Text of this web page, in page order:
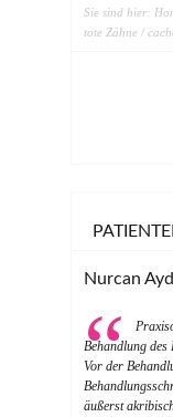
Sie sind hier:
tote Zähne /
Nurcan
Behandlung des
Vor der
äußerst